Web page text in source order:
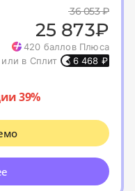
36 053₽
25 873₽
420 баллов Плюса
или в Сплит
6 468 ₽
39%